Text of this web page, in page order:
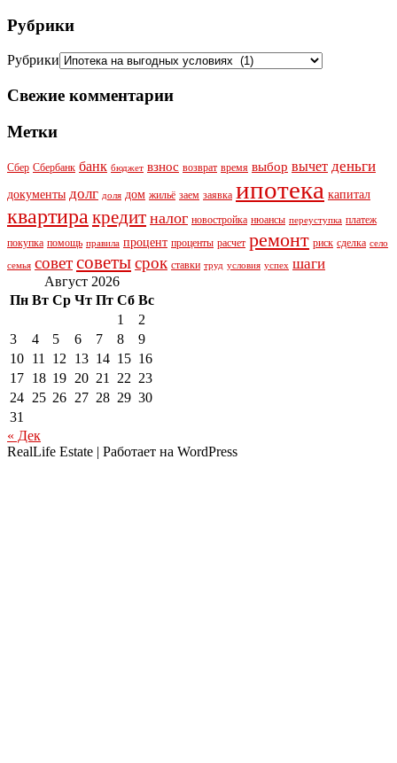
Рубрики
Рубрики
Свежие комментарии
Метки
Сбер Сбербанк банк бюджет взнос возврат время выбор вычет деньги
документы долг доля дом жильё заем заявка ипотека капитал
квартиракредит налог новостройка нюансы переуступка платеж
покупка помощь правила процент проценты расчет ремонт риск сделка село
семья советсоветысрок ставки труд условия успех шаги
Август 2026
Пн Вт Ср Чт Пт Сб Вс
1
2
3
4 5 6 7 8
9
10 11 12 13 14 15 16
17 18 19 20 21 22 23
24 25 26 27 28 29 30
31
« Дек
RealLife Estate | Работает на WordPress